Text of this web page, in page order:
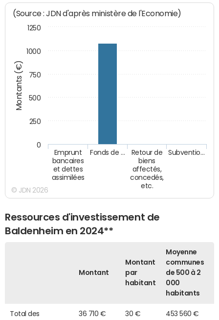
Montants (€)
(Source : JDN d'après ministère de l'Economie)
Emprunt
bancaires
et dettes
assimilées
Fonds de …
Retour de
biens
affectés,
concedés,
etc.
Subventio…
0
250
500
750
1000
1250
© JDN 2026
Ressources d'investissement de
Baldenheim en 2024**
Montant
Montant
par
habitant
Moyenne
communes
de 500 à 2
000
habitants
Total des 36 710 € 30 € 453 560 €